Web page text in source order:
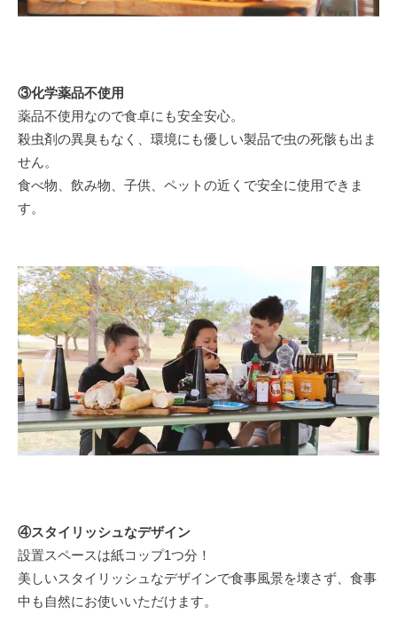
③化学薬品不使用
薬品不使用なので食卓にも安全安心。
殺虫剤の異臭もなく、環境にも優しい製品で虫の死骸も出ま
せん。
食べ物、飲み物、子供、ペットの近くで安全に使用できま
す。
④スタイリッシュなデザイン
設置スペースは紙コップ1つ分！
美しいスタイリッシュなデザインで食事風景を壊さず、食事
中も自然にお使いいただけます。